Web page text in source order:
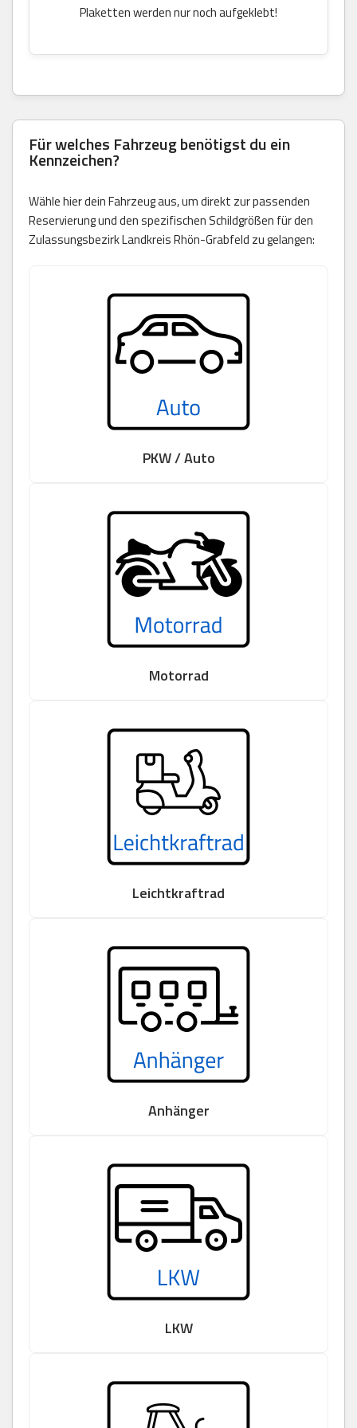
Plaketten werden nur noch aufgeklebt!
Für welches Fahrzeug benötigst du ein
Kennzeichen?
Wähle hier dein Fahrzeug aus, um direkt zur passenden
Reservierung und den spezifischen Schildgrößen für den
Zulassungsbezirk Landkreis Rhön-Grabfeld zu gelangen:
PKW / Auto
Motorrad
Leichtkraftrad
Anhänger
LKW